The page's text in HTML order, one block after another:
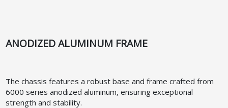
ANODIZED ALUMINUM FRAME
The chassis features a robust base and frame crafted from
6000 series anodized aluminum, ensuring exceptional
strength and stability.